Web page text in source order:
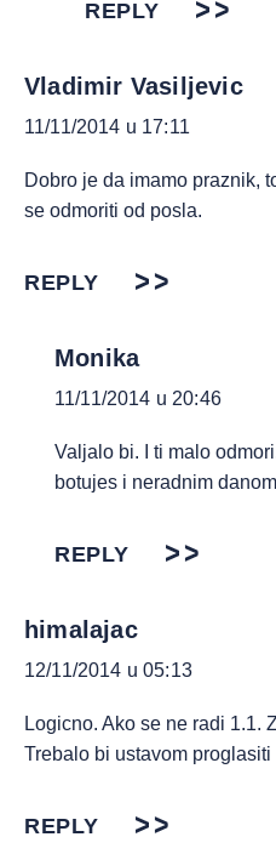
REPLY
Vladimir Vasiljevic
11/11/2014 u 17:11
Dobro je da imamo praznik,
se odmoriti od posla.
REPLY
Monika
11/11/2014 u 20:46
Valjalo bi. I ti malo
botujes i neradnim
REPLY
himalajac
12/11/2014 u 05:13
Logicno. Ako se ne radi 1.1.
Trebalo bi ustavom proglasiti
REPLY